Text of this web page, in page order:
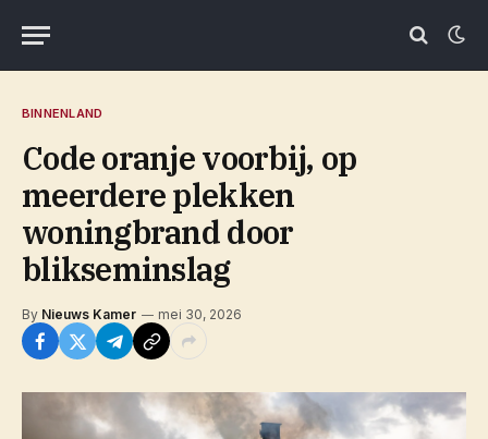
BINNENLAND
Code oranje voorbij, op
meerdere plekken
woningbrand door
blikseminslag
By Nieuws Kamer mei 30, 2026